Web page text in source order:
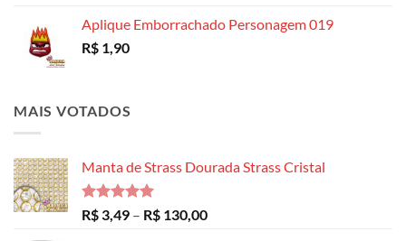
Aplique Emborrachado Personagem 019
R$ 1,90
MAIS VOTADOS
Manta de Strass Dourada Strass Cristal
Avaliação
5.00
de 5
R$ 3,49 – R$ 130,00Faixa